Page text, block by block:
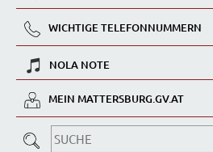
WICHTIGE TELEFONNUMMERN
NOLA NOTE
MEIN MATTERSBURG.GV.AT